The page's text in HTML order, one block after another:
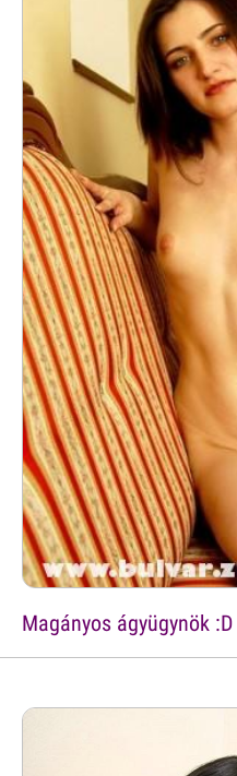
Magányos ágyügynök :D